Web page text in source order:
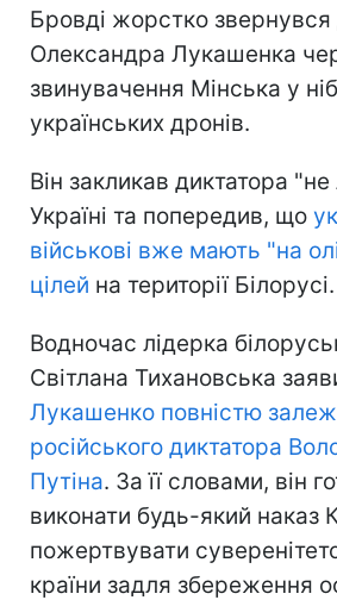
Бровді жорстко звернувся
Олександра Лукашенка
звинувачення Мінська у
українських дронів.
Він закликав диктатора "не
Україні та попередив, що
військові вже мають "на
цілей на території Білорусі.
Водночас лідерка
Світлана Тихановська
Лукашенко повністю
російського диктатора
Путіна. За її словами, він
виконати будь-який наказ
пожертвувати
країни задля збереження